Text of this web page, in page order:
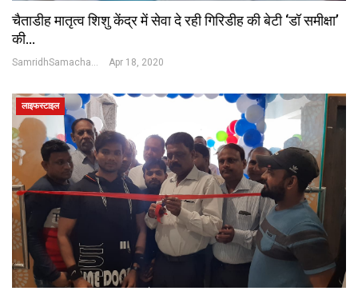
चैताडीह मातृत्व शिशु केंद्र में सेवा दे रही गिरिडीह की बेटी ‘डॉ समीक्षा’
की…
SamridhSamachar Desk Apr 18, 2020
लाइफस्टाइल